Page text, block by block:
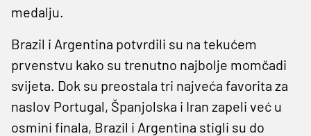
medalju.
Brazil i Argentina potvrdili su na tekućem
prvenstvu kako su trenutno najbolje momčadi
svijeta. Dok su preostala tri najveća favorita za
naslov Portugal, Španjolska i Iran zapeli već u
osmini finala, Brazil i Argentina stigli su do